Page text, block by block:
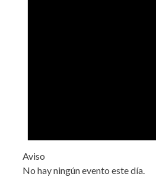
Aviso
No hay ningún evento este día.